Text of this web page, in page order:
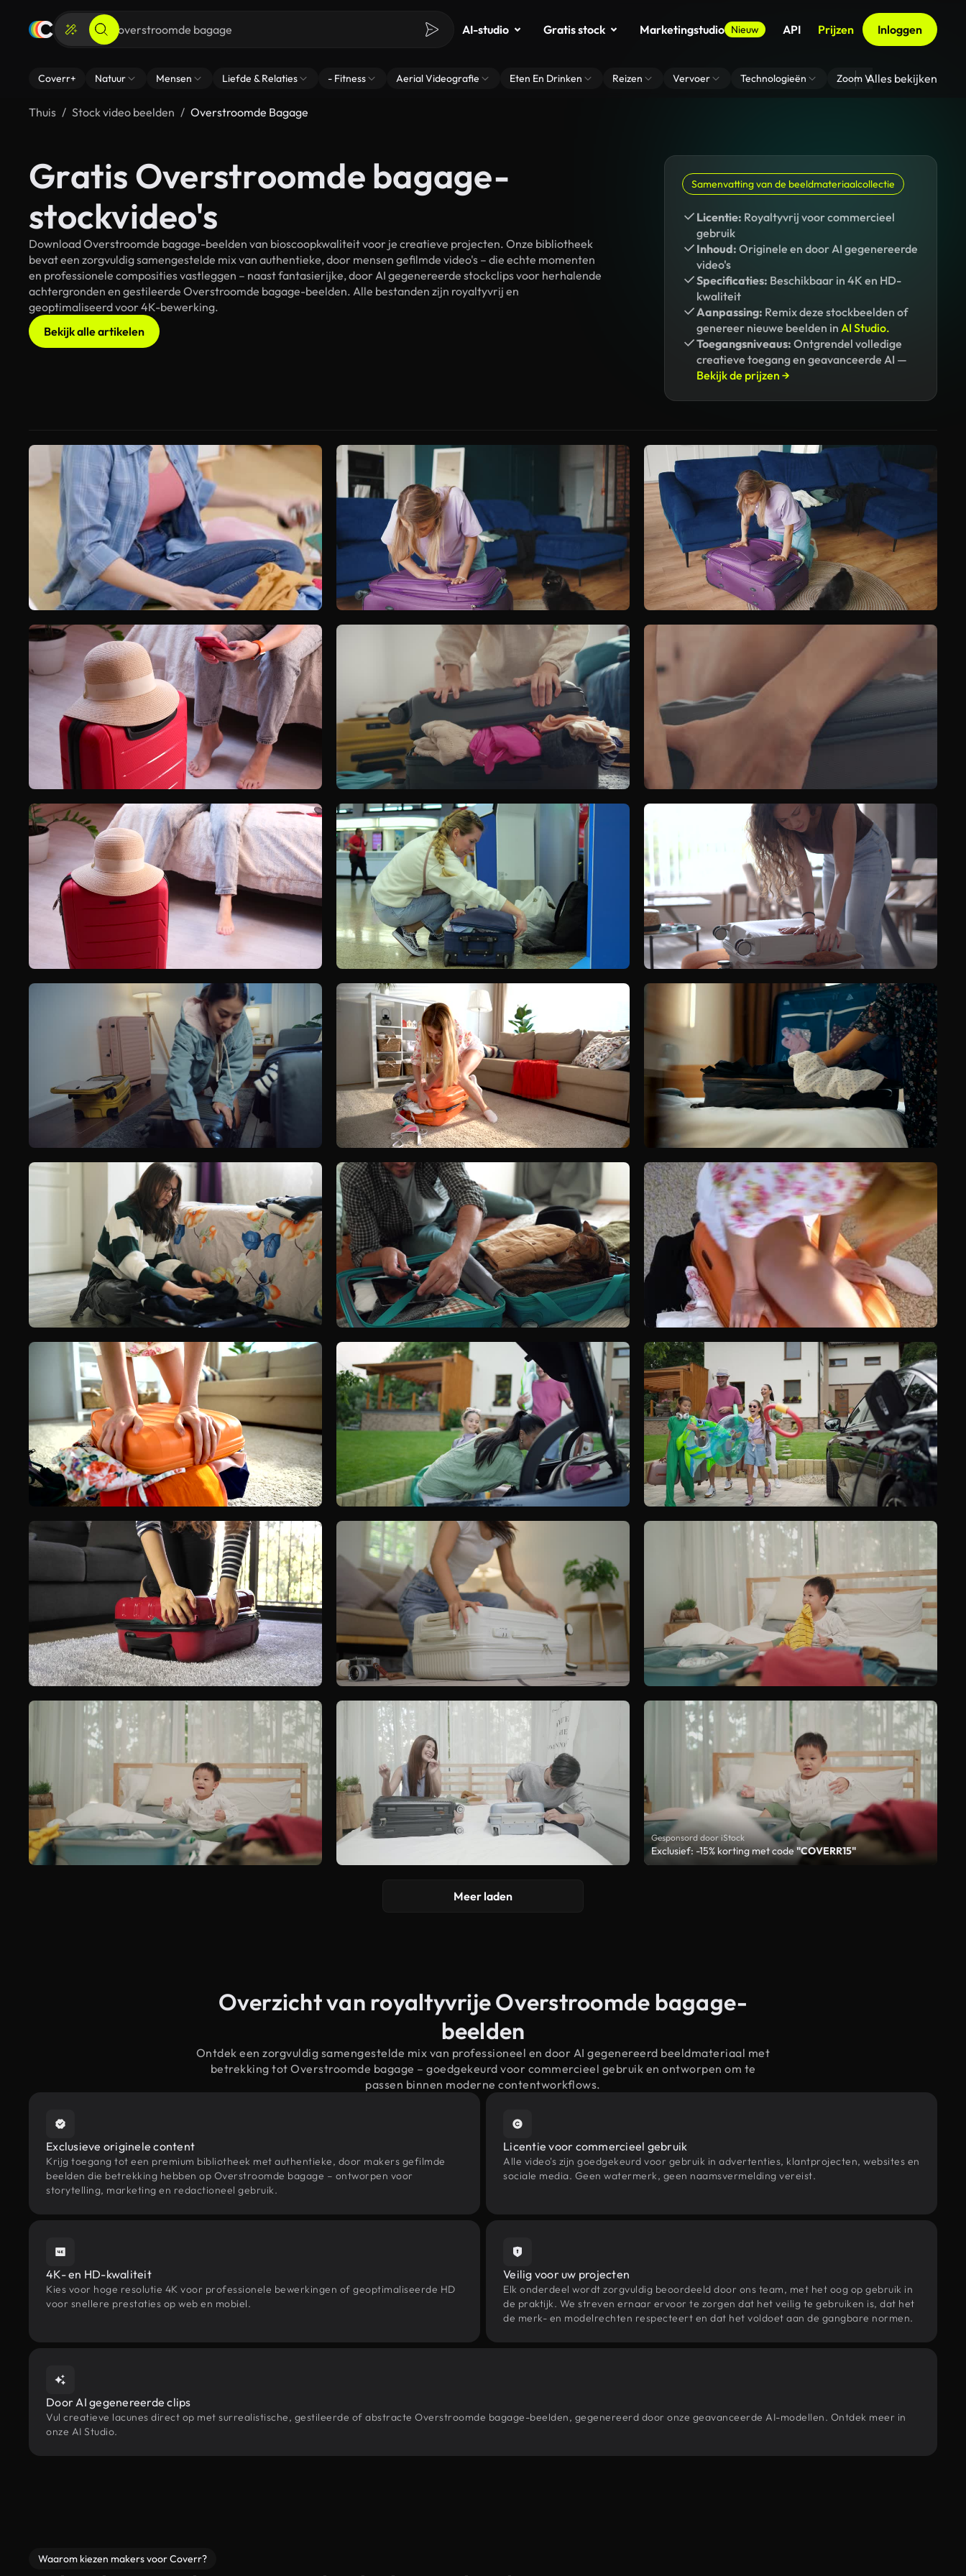
AI-studio Gratis stock Marketingstudio Nieuw API Prijzen Inloggen
Coverr+ Natuur Mensen Liefde & Relaties - Fitness Aerial Videografie Eten En Drinken Reizen Vervoer Technologieën Zoom Virtuele
Alles bekijken
Thuis Stock video beelden Overstroomde Bagage
Gratis Overstroomde bagage-
stockvideo's
Download Overstroomde bagage-beelden van bioscoopkwaliteit voor je creatieve projecten. Onze bibliotheek
bevat een zorgvuldig samengestelde mix van authentieke, door mensen gefilmde video's – die echte momenten
en professionele composities vastleggen – naast fantasierijke, door AI gegenereerde stockclips voor herhalende
achtergronden en gestileerde Overstroomde bagage-beelden. Alle bestanden zijn royaltyvrij en
geoptimaliseerd voor 4K-bewerking.
Bekijk alle artikelen
Samenvatting van de beeldmateriaalcollectie
Licentie: Royaltyvrij voor commercieel
gebruik
Inhoud: Originele en door AI gegenereerde
video's
Specificaties: Beschikbaar in 4K en HD-
kwaliteit
Aanpassing: Remix deze stockbeelden of
genereer nieuwe beelden in AI Studio.
Toegangsniveaus: Ontgrendel volledige
creatieve toegang en geavanceerde AI —
Bekijk de prijzen →
Gesponsord door iStock
Exclusief: -15% korting met code "COVERR15"
Meer laden
Overzicht van royaltyvrije Overstroomde bagage-
beelden
Ontdek een zorgvuldig samengestelde mix van professioneel en door AI gegenereerd beeldmateriaal met
betrekking tot Overstroomde bagage – goedgekeurd voor commercieel gebruik en ontworpen om te
passen binnen moderne contentworkflows.
Exclusieve originele content
Krijg toegang tot een premium bibliotheek met authentieke, door makers gefilmde
beelden die betrekking hebben op Overstroomde bagage – ontworpen voor
storytelling, marketing en redactioneel gebruik.
Licentie voor commercieel gebruik
Alle video's zijn goedgekeurd voor gebruik in advertenties, klantprojecten, websites en
sociale media. Geen watermerk, geen naamsvermelding vereist.
4K- en HD-kwaliteit
Kies voor hoge resolutie 4K voor professionele bewerkingen of geoptimaliseerde HD
voor snellere prestaties op web en mobiel.
Veilig voor uw projecten
Elk onderdeel wordt zorgvuldig beoordeeld door ons team, met het oog op gebruik in
de praktijk. We streven ernaar ervoor te zorgen dat het veilig te gebruiken is, dat het
de merk- en modelrechten respecteert en dat het voldoet aan de gangbare normen.
Door AI gegenereerde clips
Vul creatieve lacunes direct op met surrealistische, gestileerde of abstracte Overstroomde bagage-beelden, gegenereerd door onze geavanceerde AI-modellen. Ontdek meer in
onze AI Studio.
Waarom kiezen makers voor Coverr?